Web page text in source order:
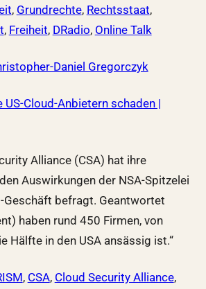
, Grundrechte, Rechtsstaat,
, Freiheit, DRadio, Online Talk
Daniel Gregorczyk
US-Cloud-Anbietern schaden |
Alliance (CSA) hat ihre
Auswirkungen der NSA-Spitzelei
Geschäft befragt. Geantwortet
haben rund 450 Firmen, von
Hälfte in den USA ansässig ist.“
, CSA, Cloud Security Alliance,